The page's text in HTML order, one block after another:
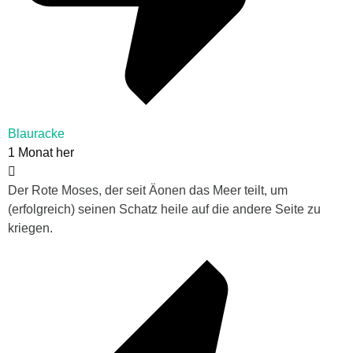
Blauracke
1 Monat her
Der Rote Moses, der seit Äonen das Meer teilt, um
(erfolgreich) seinen Schatz heile auf die andere Seite zu
kriegen.